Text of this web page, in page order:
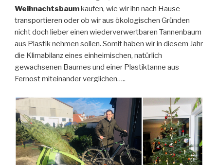
Idee
für
einen
gesunden
Rutsch
ins
neue
Weihnachtsbaumkaufen, wie wir ihn nach Hause
transportieren oder ob wir aus ökologischen Gründen
nicht doch lieber einen wiederverwertbaren Tannenbaum
aus Plastik nehmen sollen. Somit haben wir in diesem Jahr
die Klimabilanz eines einheimischen, natürlich
gewachsenen Baumes und einer Plastiktanne aus
Fernost miteinander verglichen…..